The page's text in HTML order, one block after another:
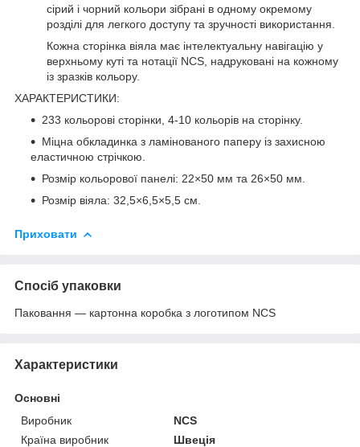
сірий і чорний кольори зібрані в одному окремому
розділі для легкого доступу та зручності використання.
Кожна сторінка віяла має інтелектуальну навігацію у
верхньому куті та нотації NCS, надруковані на кожному
із зразків кольору.
ХАРАКТЕРИСТИКИ:
233 кольорові сторінки, 4-10 кольорів на сторінку.
Міцна обкладинка з ламінованого паперу із захисною
еластичною стрічкою.
Розмір кольорової панелі: 22×50 мм та 26×50 мм.
Розмір віяла: 32,5×6,5×5,5 см.
Приховати
Спосіб упаковки
Паковання — картонна коробка з логотипом NCS
Характеристики
Основні
Виробник
NCS
Країна виробник
Швеція